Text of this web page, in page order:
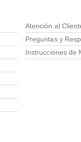
Atención al
Preguntas y
Instrucciones de